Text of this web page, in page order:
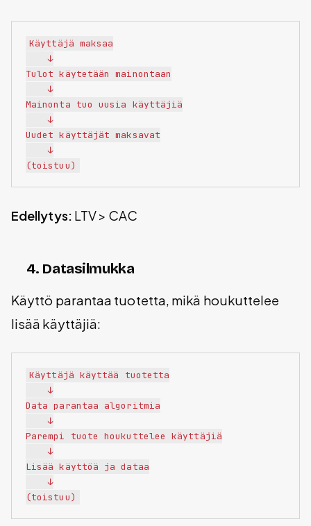
Käyttäjä maksaa
    ↓
Tulot käytetään mainontaan
    ↓
Mainonta tuo uusia käyttäjiä
    ↓
Uudet käyttäjät maksavat
    ↓
Edellytys: LTV > CAC
4. Datasilmukka
Käyttö parantaa tuotetta, mikä houkuttelee
lisää käyttäjiä:
Käyttäjä käyttää tuotetta
    ↓
Data parantaa algoritmia
    ↓
Parempi tuote houkuttelee käyttäjiä
    ↓
Lisää käyttöä ja dataa
    ↓